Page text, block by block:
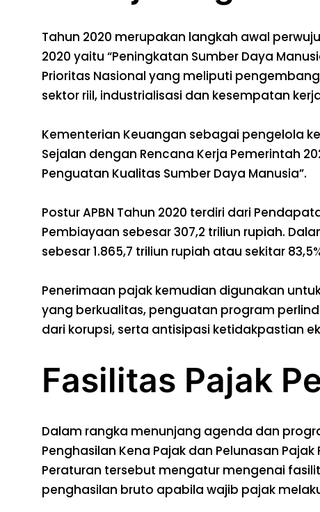
Tahun 2020 merupakan langkah awal
2020 yaitu “Peningkatan Sumber Daya
Prioritas Nasional yang meliputi
sektor riil, industrialisasi dan kesempatan
Kementerian Keuangan sebagai pengelola
Sejalan dengan Rencana Kerja Pemerintah
Penguatan Kualitas Sumber Daya Manusia”.
Postur APBN Tahun 2020 terdiri dari
Pembiayaan sebesar 307,2 triliun rupiah.
sebesar 1.865,7 triliun rupiah atau sekitar
Penerimaan pajak kemudian digunakan
yang berkualitas, penguatan program
dari korupsi, serta antisipasi ketidakpastian
Fasilitas Pajak
Dalam rangka menunjang agenda dan
Penghasilan Kena Pajak dan Pelunasan
Peraturan tersebut mengatur mengenai
penghasilan bruto apabila wajib pajak